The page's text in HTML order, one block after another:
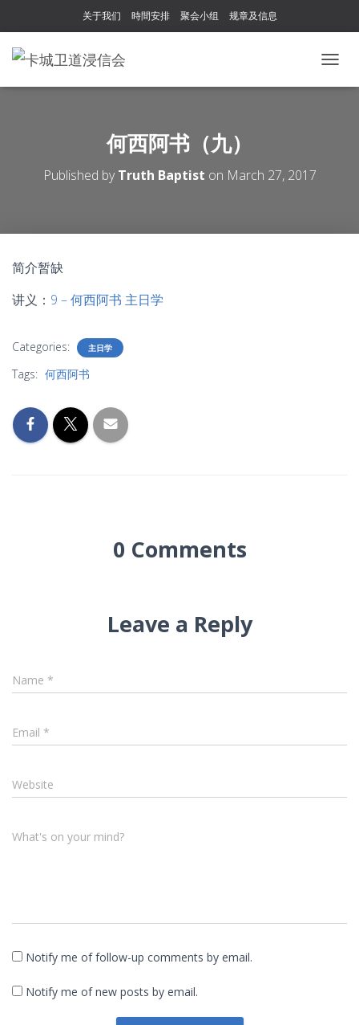
关于我们 時間安排 聚会小组 规章及信息
O
何西阿书（九）
Published byTruth Baptist on March 27, 2017
简介暂缺
讲义： 9 – 何西阿书 主日学
Categories: 主日学
Tags: 何西阿书
0 Comments
Leave a Reply
Name *
Email *
Website
What's on your mind?
Notify me of follow-up comments by email.
Notify me of new posts by email.